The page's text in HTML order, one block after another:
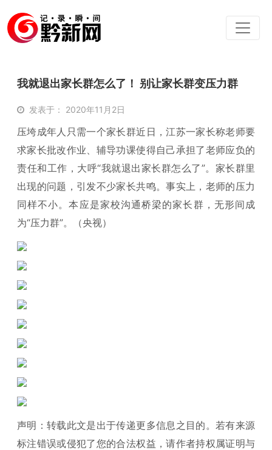
我就退出家长群怎么了！ 别让家长群变压力群
发表于： 2020年11月2日
压垮成年人只需一个家长群近日，江苏一家长称老师要
求家长批改作业、辅导功课使得自己承担了老师应负的
责任和工作，大呼“我就退出家长群怎么了”。家长群里
出现的问题，引发不少家长共鸣。事实上，老师的压力
同样不小。本应是家校沟通桥梁的家长群，无形间成
为“压力群”。（央视）
声明：转载此文是出于传递更多信息之目的。若有来源
标注错误或侵犯了您的合法权益，请作者持权属证明与